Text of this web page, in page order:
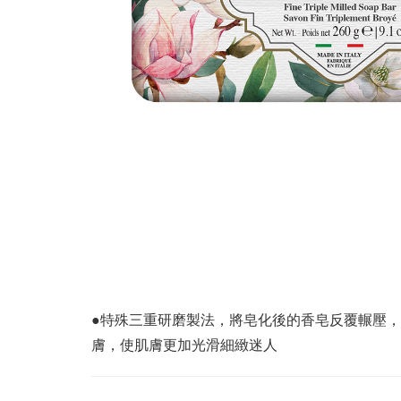
●特殊三重研磨製法，將皂化後的香皂反覆輾壓
膚，使肌膚更加光滑細緻迷人